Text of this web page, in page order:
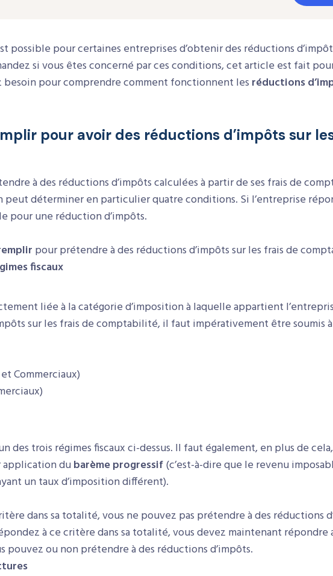
possible pour certaines entreprises d’obtenir des réductions
si vous êtes concerné par ces conditions, cet article est fait
besoin pour comprendre comment fonctionnent les réductions
pour avoir des réductions d’impôts sur
à des réductions d’impôts calculées à partir de ses frais de
peut déterminer en particulier quatre conditions. Si l’entreprise
pour une réduction d’impôts.
pour prétendre à des réductions d’impôts sur les frais de
fiscaux
liée à la catégorie d’imposition à laquelle appartient
sur les frais de comptabilité, il faut impérativement être soumis à
Commerciaux)
des trois régimes fiscaux ci-dessus. Il faut également, en plus de
application dubarème progressif(c’est-à-dire que le revenu
un taux d’imposition différent).
dans sa totalité, vous ne pouvez pas prétendre à des réductions
à ce critère dans sa totalité, vous devez maintenant répondre
ou non prétendre à des réductions d’impôts.